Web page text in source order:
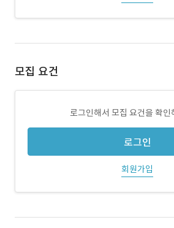
모집 요건
로그인해서 모집 요건을 확인
로그인
회원가입